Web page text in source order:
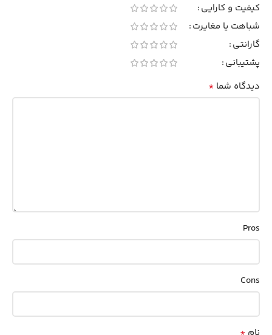
کیفیت و کارایی
شباهت یا مغایرت
گارانتی
پشتیبانی
دیدگاه شما *
Pros
Cons